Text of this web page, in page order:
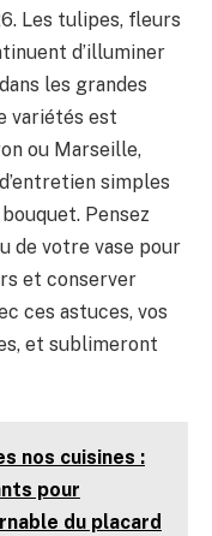
Les tulipes, fleurs
d’illuminer
les grandes
variétés est
ou Marseille,
simples
Pensez
de votre vase pour
et conserver
ces astuces, vos
et sublimeront
nos cuisines :
pour
du placard